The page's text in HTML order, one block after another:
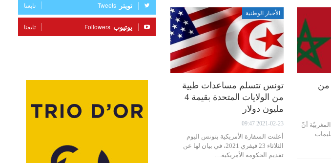
من
أنّ
الأخبار الوطنية
تونس تتسلم مساعدات طبية
من الولايات المتحدة بقيمة 4
مليون دولار
2021-02-23 09:47
أعلنت السفارة الأمريكية بتونس اليوم
الثلاثاء 23 فيفري 2021، في بيان لها عن
تقديم الحكومة الأمريكية…
تويتر Tweets تابعنا
يوتيوب Followers تابعنا